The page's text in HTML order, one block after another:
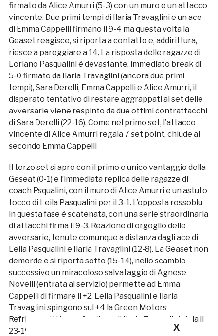
firmato da Alice Amurri (5-3) con un muro e un attacco
vincente. Due primi tempi di Ilaria Travaglini e un ace
di Emma Cappelli firmano il 9-4 ma questa volta la
Geaset reagisce, si riporta a contatto e, addirittura,
riesce a pareggiare a 14. La risposta delle ragazze di
Loriano Pasqualini è devastante, immediato break di
5-0 firmato da Ilaria Travaglini (ancora due primi
tempi), Sara Derelli, Emma Cappelli e Alice Amurri, il
disperato tentativo di restare aggrappati al set delle
avversarie viene respinto da due ottimi contrattacchi
di Sara Derelli (22-16). Come nel primo set, l’attacco
vincente di Alice Amurri regala 7 set point, chiude al
secondo Emma Cappelli
Il terzo set si apre con il primo e unico vantaggio della
Geseat (0-1) e l’immediata replica delle ragazze di
coach Psqualini, con il muro di Alice Amurri e un astuto
tocco di Leila Pasqualini per il 3-1. L’opposta rossoblu
in questa fase è scatenata, con una serie straordinaria
di attacchi firma il 9-3. Reazione di orgoglio delle
avversarie, tenute comunque a distanza dagli ace di
Leila Pasqualini e Ilaria Travaglini (12-8). La Geaset non
demorde e si riporta sotto (15-14), nello scambio
successivo un miracoloso salvataggio di Agnese
Novelli (entrata al servizio) permette ad Emma
Cappelli di firmare il +2. Leila Pasqualini e Ilaria
Travaglini spingono sul +4 la Green Motors
Refrigeranti Happy Car, l’ace di Ilaria Travaglini sigla il
23-19. Emma Cappelli regala tre match point, la
X